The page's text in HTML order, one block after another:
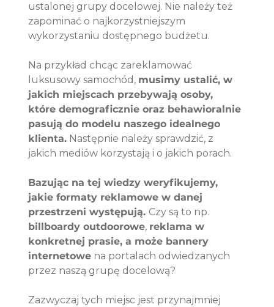
ustalonej grupy docelowej. Nie należy też
zapominać o najkorzystniejszym
wykorzystaniu dostępnego budżetu.
Na przykład chcąc zareklamować
luksusowy samochód, musimy ustalić, w
jakich miejscach przebywają osoby,
które demograficznie oraz behawioralnie
pasują do modelu naszego idealnego
klienta. Następnie należy sprawdzić, z
jakich mediów korzystają i o jakich porach.
Bazując na tej wiedzy weryfikujemy,
jakie formaty reklamowe w danej
przestrzeni występują. Czy są to np.
billboardy outdoorowe, reklama w
konkretnej prasie, a może bannery
internetowe na portalach odwiedzanych
przez naszą grupę docelową?
Zazwyczaj tych miejsc jest przynajmniej